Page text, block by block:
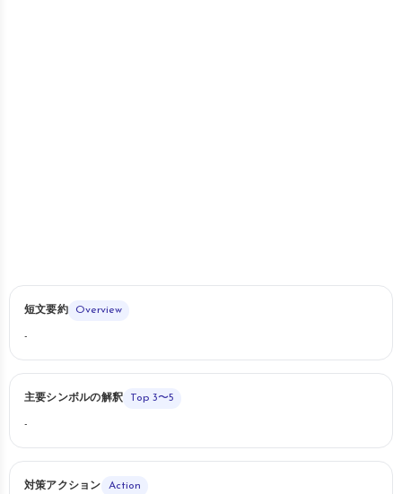
短文要約 Overview
-
主要シンボルの解釈 Top 3〜5
-
対策アクション Action